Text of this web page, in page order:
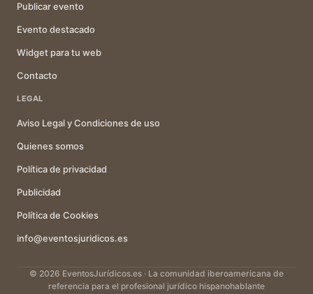
Publicar evento
Evento destacado
Widget para tu web
Contacto
LEGAL
Aviso Legal y Condiciones de uso
Quienes somos
Política de privacidad
Publicidad
Política de Cookies
info@eventosjuridicos.es
© 2026 EventosJurídicos.es · La comunidad iberoamericana de
referencia para el profesional jurídico hispanohablante